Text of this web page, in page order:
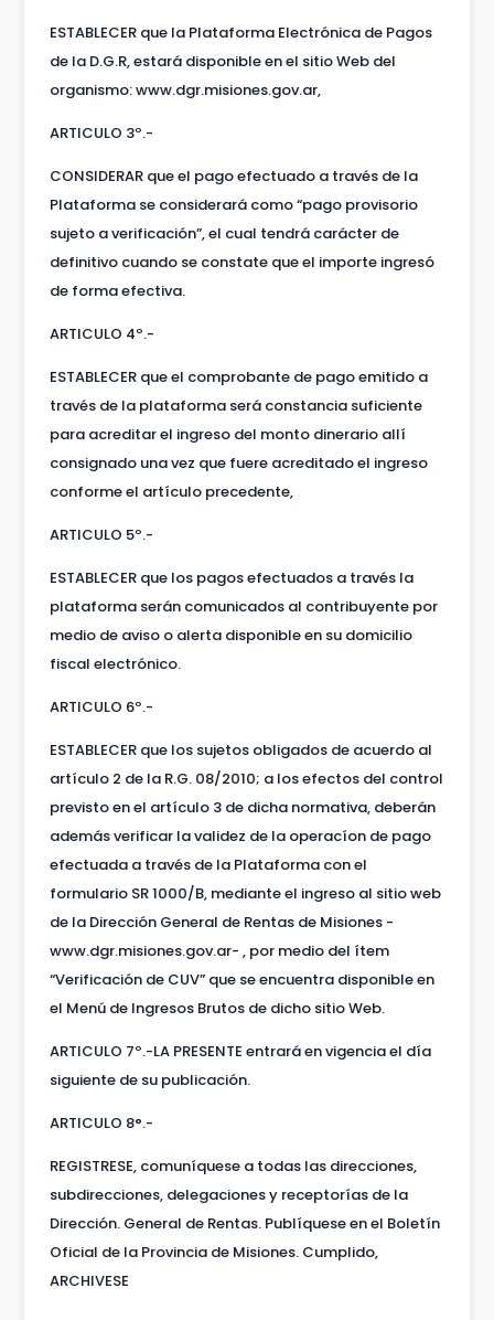
ESTABLECER que la Plataforma Electrónica de Pagos
de la D.G.R, estará disponible en el sitio Web del
organismo: www.dgr.misiones.gov.ar,
ARTICULO 3º.-
CONSIDERAR que el pago efectuado a través de la
Plataforma se considerará como “pago provisorio
sujeto a verificación”, el cual tendrá carácter de
definitivo cuando se constate que el importe ingresó
de forma efectiva.
ARTICULO 4º.-
ESTABLECER que el comprobante de pago emitido a
través de la plataforma será constancia suficiente
para acreditar el ingreso del monto dinerario allí
consignado una vez que fuere acreditado el ingreso
conforme el artículo precedente,
ARTICULO 5º.-
ESTABLECER que los pagos efectuados a través la
plataforma serán comunicados al contribuyente por
medio de aviso o alerta disponible en su domicilio
fiscal electrónico.
ARTICULO 6º.-
ESTABLECER que los sujetos obligados de acuerdo al
artículo 2 de la R.G. 08/2010; a los efectos del control
previsto en el artículo 3 de dicha normativa, deberán
además verificar la validez de la operacíon de pago
efectuada a través de la Plataforma con el
formulario SR 1000/B, mediante el ingreso al sitio web
de la Dirección General de Rentas de Misiones -
www.dgr.misiones.gov.ar- , por medio del ítem
“Verificación de CUV” que se encuentra disponible en
el Menú de Ingresos Brutos de dicho sitio Web.
ARTICULO 7º.-LA PRESENTE entrará en vigencia el día
siguiente de su publicación.
ARTICULO 8°.-
REGISTRESE, comuníquese a todas las direcciones,
subdirecciones, delegaciones y receptorías de la
Dirección. General de Rentas. Publíquese en el Boletín
Oficial de la Provincia de Misiones. Cumplido,
ARCHIVESE